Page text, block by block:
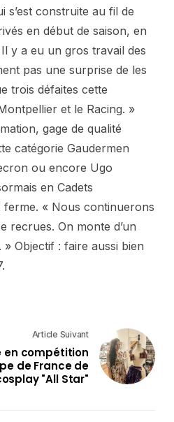
s’est construite au fil de
en début de saison, en
y a eu un gros travail des
pas une surprise de les
trois défaites cette
et le Racing. »
gage de qualité
catégorie Gaudermen
ou encore Ugo
en Cadets
« Nous continuerons
recrues. On monte d’un
Objectif : faire aussi bien
Article Suivant
en compétition
de France de
"All Star"